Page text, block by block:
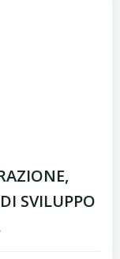
SVILUPPO